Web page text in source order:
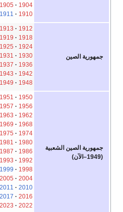
1904
1905
1910
1911
جمهورية الصين
1912
1913
1918
1919
1924
1925
1930
1931
1936
1937
1942
1943
1948
1949
جمهورية الصين الشعبية
(1949–الآن)
1950
1951
1956
1957
1962
1963
1968
1969
1974
1975
1980
1981
1986
1987
1992
1993
1998
1999
2004
2005
2010
2011
2016
2017
2022
2023